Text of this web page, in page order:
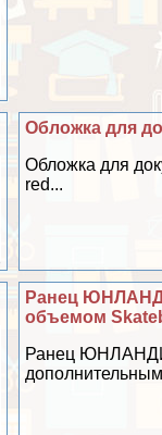
Обложка для
Обложка для
red...
Ранец
объемом
Ранец